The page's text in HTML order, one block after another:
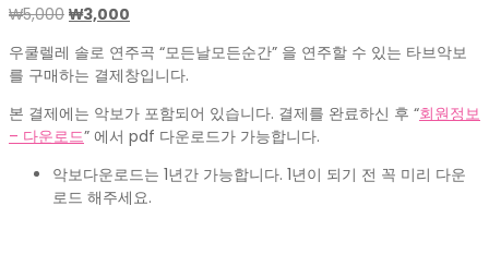
준으로 5점
으로 평가
됨
₩5,000 원
가
격:
₩5,000.
₩3,000
가
격:
₩3,000.
우쿨렐레 솔로 연주곡 “모든날모든순간” 을 연주할 수 있는 타브악보
를 구매하는 결제창입니다.
본 결제에는 악보가 포함되어 있습니다. 결제를 완료하신 후 “회원정보
– 다운로드” 에서 pdf 다운로드가 가능합니다.
악보다운로드는 1년간 가능합니다. 1년이 되기 전 꼭 미리 다운
로드 해주세요.